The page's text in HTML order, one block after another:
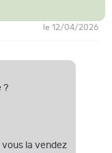
le 12/04/2026
?
la vendez